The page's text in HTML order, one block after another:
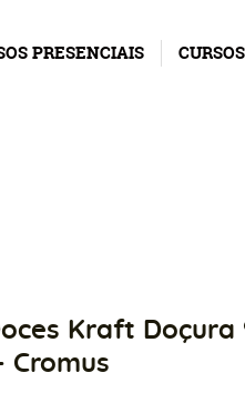
PRESENCIAIS
Kraft Doçura
Cromus